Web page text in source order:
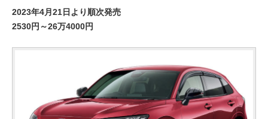
2023年4月21日より順次発売
2530円～26万4000円